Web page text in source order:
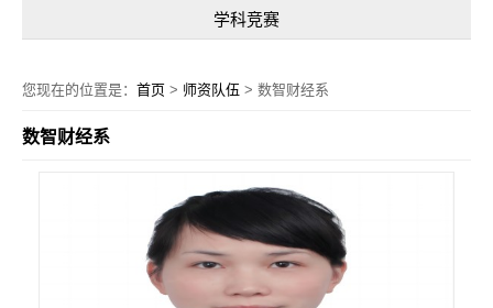
学科竞赛
您现在的位置是： 首页 > 师资队伍 > 数智财经系
数智财经系